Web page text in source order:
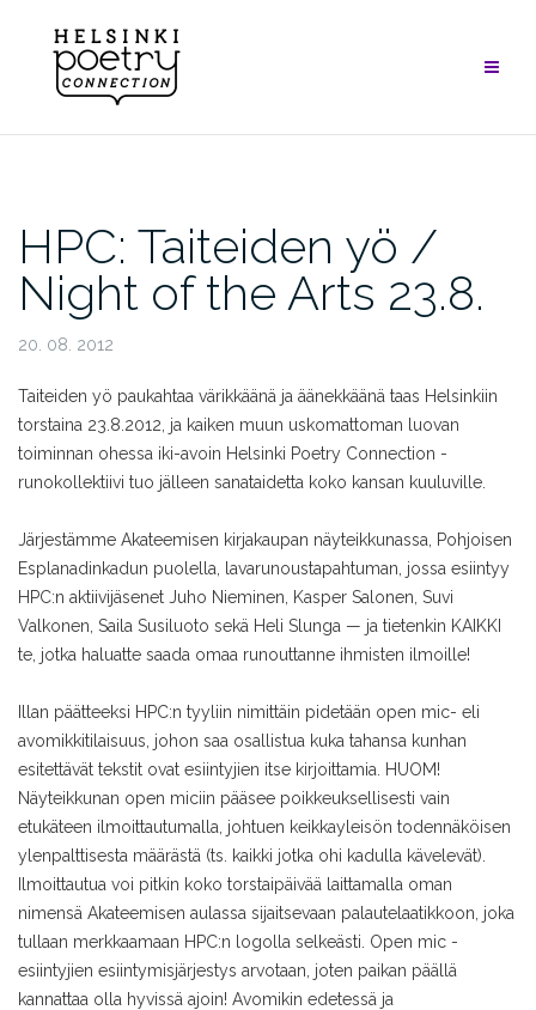
content
HPC: Taiteiden yö /
Night of the Arts 23.8.
20. 08. 2012
Taiteiden yö paukahtaa värikkäänä ja äänekkäänä taas Helsinkiin
torstaina 23.8.2012, ja kaiken muun uskomattoman luovan
toiminnan ohessa iki-avoin Helsinki Poetry Connection -
runokollektiivi tuo jälleen sanataidetta koko kansan kuuluville.
Järjestämme Akateemisen kirjakaupan näyteikkunassa, Pohjoisen
Esplanadinkadun puolella, lavarunoustapahtuman, jossa esiintyy
HPC:n aktiivijäsenet Juho Nieminen, Kasper Salonen, Suvi
Valkonen, Saila Susiluoto sekä Heli Slunga — ja tietenkin KAIKKI
te, jotka haluatte saada omaa runouttanne ihmisten ilmoille!
Illan päätteeksi HPC:n tyyliin nimittäin pidetään open mic- eli
avomikkitilaisuus, johon saa osallistua kuka tahansa kunhan
esitettävät tekstit ovat esiintyjien itse kirjoittamia. HUOM!
Näyteikkunan open miciin pääsee poikkeuksellisesti vain
etukäteen ilmoittautumalla, johtuen keikkayleisön todennäköisen
ylenpalttisesta määrästä (ts. kaikki jotka ohi kadulla kävelevät).
Ilmoittautua voi pitkin koko torstaipäivää laittamalla oman
nimensä Akateemisen aulassa sijaitsevaan palautelaatikkoon, joka
tullaan merkkaamaan HPC:n logolla selkeästi. Open mic -
esiintyjien esiintymisjärjestys arvotaan, joten paikan päällä
kannattaa olla hyvissä ajoin! Avomikin edetessä ja